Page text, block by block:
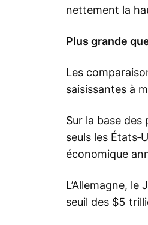
nettement la
Plus grande
Les
saisissantes à
Sur la base
seuls les
économique
L’Allemagne,
seuil des $5